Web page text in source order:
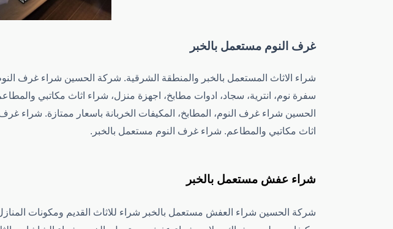
غرف النوم مستعمل بالخبر
شراء الاثاث المستعمل بالخبر والمنطقة الشرقية. شركة الحسين شراء غرف
سفرة نوم، انترية، سجاد، ادوات مطابخ، اجهزة منزل، شراء اثاث مكاتبي
الحسين شراء غرف النوم، المطابخ، المكيفات الخربانة باسعار ممتازة. شراء
اثاث مكاتبي والمطاعم. شراء غرف النوم مستعمل بالخبر.
شراء عفش مستعمل بالخبر
شركة الحسين شراء العفش مستعمل بالخبر شراء للاثاث القديم ومكونات